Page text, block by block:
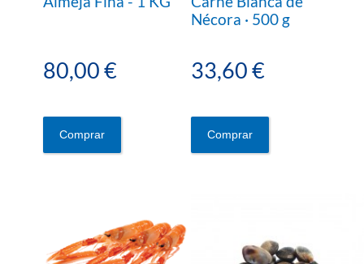
80,00 €
Comprar
Nécora · 500 g
33,60 €
Comprar